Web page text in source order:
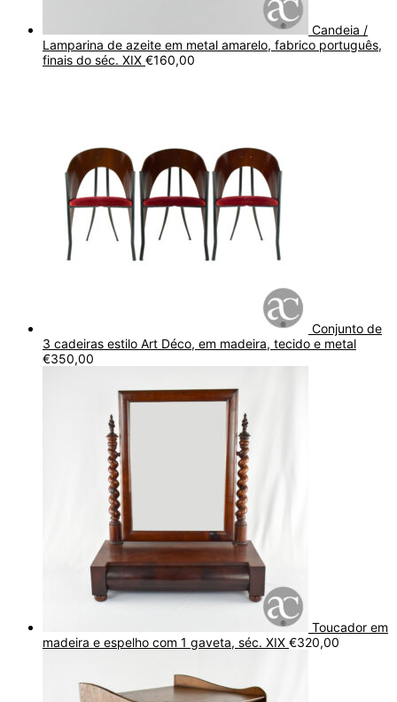
Candeia /
Lamparina de azeite em metal amarelo, fabrico português,
finais do séc. XIX €160,00
Conjunto de
3 cadeiras estilo Art Déco, em madeira, tecido e metal
€350,00
Toucador em
madeira e espelho com 1 gaveta, séc. XIX €320,00